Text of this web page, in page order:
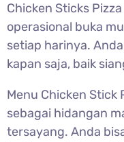
Chicken Sticks
operasional buka
setiap harinya.
kapan saja, baik
Menu Chicken Stick
sebagai hidangan
tersayang. Anda